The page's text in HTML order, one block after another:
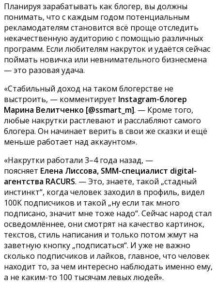
Планируя зарабатывать как блогер, вы должны
понимать, что с каждым годом потенциальным
рекламодателям становится всё проще отследить
некачественную аудиторию с помощью различных
программ. Если любителям накруток и удаётся сейчас
поймать новичка или невнимательного бизнесмена
— это разовая удача.
«Стабильный доход на таком блогерстве не
выстроить, — комментирует Instagram-блогер
Марина Велитченко [@ssmart_m]. — Кроме того,
любые накрутки растлевают и расслабляют самого
блогера. Он начинает верить в свои же сказки и ещё
меньше работает над аккаунтом».
«Накрутки работали 3–4 года назад, —
поясняет Елена Лиссова, SMM-специалист digital-
агентства RACURS. — Это, знаете, такой „стадный
инстинкт“, когда человек заходил в профиль, видел
100К подписчиков и такой „ну если так много
подписано, значит мне тоже надо“. Сейчас народ стал
осведомлённее, они смотрят на качество картинок,
текстов, стиль написания и только потом жмут на
заветную кнопку „подписаться“. И уже не важно
сколько подписчиков и лайков, главное, что человек
находит то, за чем интересно наблюдать именно ему,
а не каким-то 100 тысячам левых людей».